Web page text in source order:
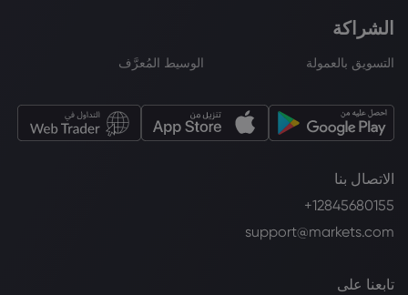
الشراكة
التسويق بالعمولة الوسيط المُعرَّف
الاتصال بنا
+12845680155
support@markets.com
تابعنا على